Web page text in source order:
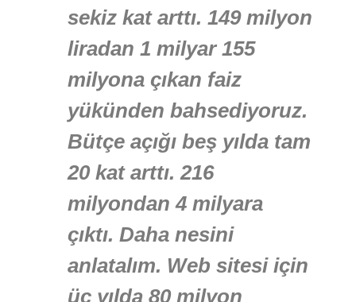
sekiz kat arttı. 149 milyon
liradan 1 milyar 155
milyona çıkan faiz
yükünden bahsediyoruz.
Bütçe açığı beş yılda tam
20 kat arttı. 216
milyondan 4 milyara
çıktı. Daha nesini
anlatalım. Web sitesi için
üç yılda 80 milyon